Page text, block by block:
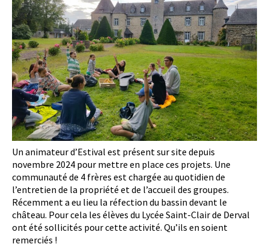
Un animateur d’Estival est présent sur site depuis
novembre 2024 pour mettre en place ces projets. Une
communauté de 4 frères est chargée au quotidien de
l’entretien de la propriété et de l’accueil des groupes.
Récemment a eu lieu la réfection du bassin devant le
château. Pour cela les élèves du Lycée Saint-Clair de Derval
ont été sollicités pour cette activité. Qu’ils en soient
remerciés !